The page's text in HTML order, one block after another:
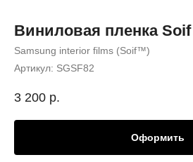
Виниловая пленка Soif
Samsung interior films (Soif™)
Артикул: SGSF82
3 200 р.
Оформить